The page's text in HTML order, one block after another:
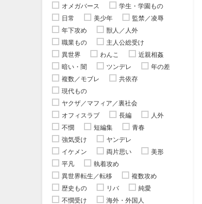
オメガバース
学生・学園もの
日常
美少年
監禁／凌辱
年下攻め
獣人／人外
職業もの
主人公総受け
異世界
わんこ
近親相姦
暗い・闇
ツンデレ
年の差
複数／モブレ
共依存
現代もの
ヤクザ／マフィア／裏社会
オフィスラブ
長編
人外
不憫
短編集
青春
強気受け
ヤンデレ
イケメン
両片思い
美形
平凡
執着攻め
異世界転生／転移
複数攻め
歴史もの
リバ
純愛
不憫受け
海外・外国人